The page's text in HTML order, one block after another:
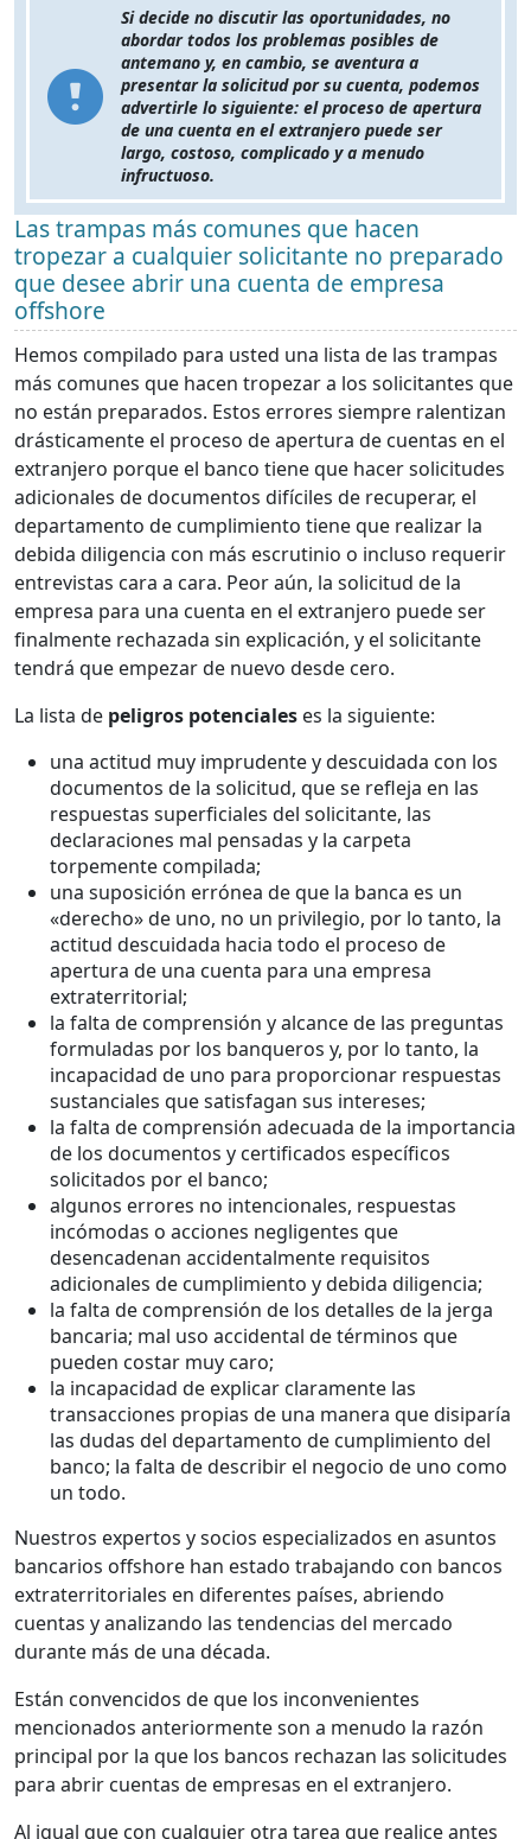
Si decide no discutir las oportunidades, no
abordar todos los problemas posibles de
antemano y, en cambio, se aventura a
presentar la solicitud por su cuenta, podemos
advertirle lo siguiente: el proceso de apertura
de una cuenta en el extranjero puede ser
largo, costoso, complicado y a menudo
infructuoso.
Las trampas más comunes que hacen
tropezar a cualquier solicitante no preparado
que desee abrir una cuenta de empresa
offshore
Hemos compilado para usted una lista de las trampas
más comunes que hacen tropezar a los solicitantes que
no están preparados. Estos errores siempre ralentizan
drásticamente el proceso de apertura de cuentas en el
extranjero porque el banco tiene que hacer solicitudes
adicionales de documentos difíciles de recuperar, el
departamento de cumplimiento tiene que realizar la
debida diligencia con más escrutinio o incluso requerir
entrevistas cara a cara. Peor aún, la solicitud de la
empresa para una cuenta en el extranjero puede ser
finalmente rechazada sin explicación, y el solicitante
tendrá que empezar de nuevo desde cero.
La lista de peligros potenciales es la siguiente:
una actitud muy imprudente y descuidada con los
documentos de la solicitud, que se refleja en las
respuestas superficiales del solicitante, las
declaraciones mal pensadas y la carpeta
torpemente compilada;
una suposición errónea de que la banca es un
«derecho» de uno, no un privilegio, por lo tanto, la
actitud descuidada hacia todo el proceso de
apertura de una cuenta para una empresa
extraterritorial;
la falta de comprensión y alcance de las preguntas
formuladas por los banqueros y, por lo tanto, la
incapacidad de uno para proporcionar respuestas
sustanciales que satisfagan sus intereses;
la falta de comprensión adecuada de la importancia
de los documentos y certificados específicos
solicitados por el banco;
algunos errores no intencionales, respuestas
incómodas o acciones negligentes que
desencadenan accidentalmente requisitos
adicionales de cumplimiento y debida diligencia;
la falta de comprensión de los detalles de la jerga
bancaria; mal uso accidental de términos que
pueden costar muy caro;
la incapacidad de explicar claramente las
transacciones propias de una manera que disiparía
las dudas del departamento de cumplimiento del
banco; la falta de describir el negocio de uno como
un todo.
Nuestros expertos y socios especializados en asuntos
bancarios offshore han estado trabajando con bancos
extraterritoriales en diferentes países, abriendo
cuentas y analizando las tendencias del mercado
durante más de una década.
Están convencidos de que los inconvenientes
mencionados anteriormente son a menudo la razón
principal por la que los bancos rechazan las solicitudes
para abrir cuentas de empresas en el extranjero.
Al igual que con cualquier otra tarea que realice antes